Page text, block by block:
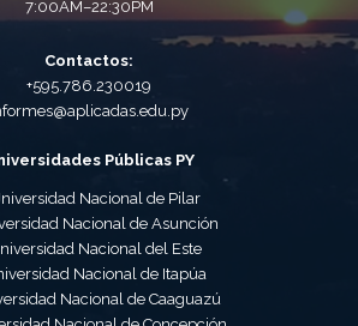
7:00AM–22:30PM
Contactos:
+595.786.230019
Públicas PY
Nacional de Pilar
Nacional de Asunción
Nacional del Este
Nacional de Itapúa
Nacional de Caaguazú